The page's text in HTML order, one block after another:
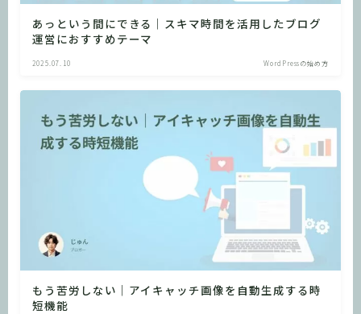
あっという間にできる｜スキマ時間を活用したブログ
運営におすすめテーマ
2025.07.10 WordPressの始め方
もう苦労しない｜アイキャッチ画像を自動生成する時
短機能